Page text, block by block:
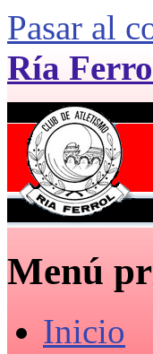
Pasar al
Ría
Menú
Inicio